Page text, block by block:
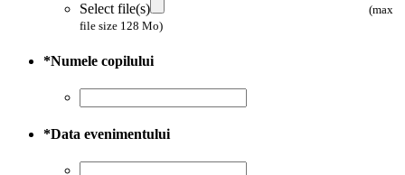
Select file(s)
(max
file size 128 Mo)
*Numele copilului
*Data evenimentului